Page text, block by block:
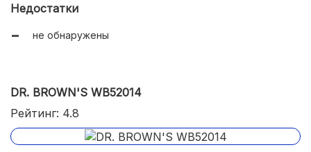
Недостатки
не обнаружены
DR. BROWN'S WB52014
Рейтинг: 4.8